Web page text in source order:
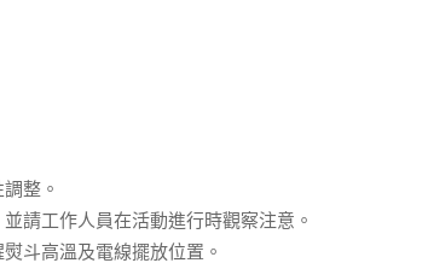
整。
請工作人員在活動進行時觀察注意。
斗高溫及電線擺放位置。